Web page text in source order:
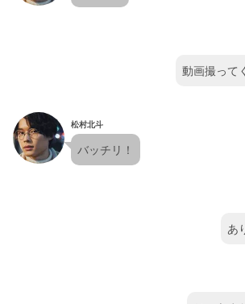
動画撮って
松村北斗
バッチリ！
あ